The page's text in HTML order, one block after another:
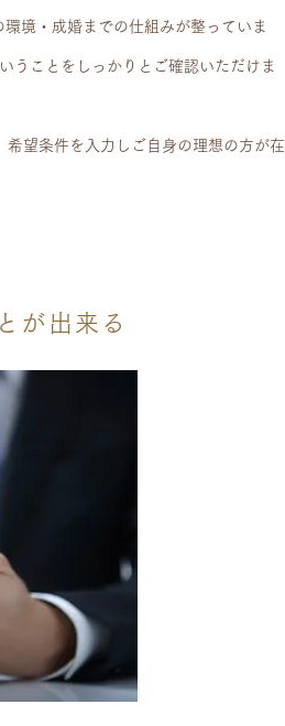
境・成婚までの仕組みが整っていま
うことをしっかりとご確認いただけま
望条件を入力しご自身の理想の方が在
が出来る